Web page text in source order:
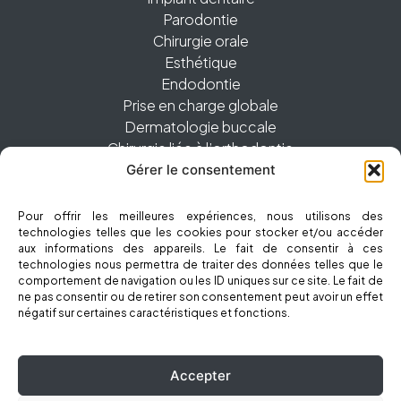
Gérer le consentement
Pour offrir les meilleures expériences, nous utilisons des
technologies telles que les cookies pour stocker et/ou accéder
aux informations des appareils. Le fait de consentir à ces
technologies nous permettra de traiter des données telles que le
comportement de navigation ou les ID uniques sur ce site. Le fait de
ne pas consentir ou de retirer son consentement peut avoir un effet
négatif sur certaines caractéristiques et fonctions.
Accepter
Parodontie
Chirurgie orale
Esthétique
Endodontie
Prise en charge globale
Dermatologie buccale
Chirurgie liée à l’orthodontie
2bis avenue Foch, 94160 Saint-Mandé
Cabinet dentaire Smile 2 – Espaces Dentaires Foch à Saint-Mandé ©
Conception et réalisation :MEDIWEB